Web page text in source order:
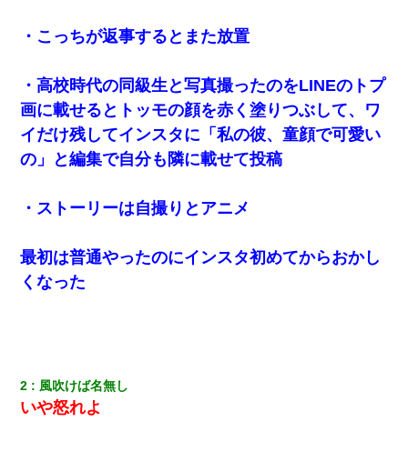
・こっちが返事するとまた放置
・高校時代の同級生と写真撮ったのをLINEのトプ
画に載せるとトッモの顔を赤く塗りつぶして、ワ
イだけ残してインスタに「私の彼、童顔で可愛い
の」と編集で自分も隣に載せて投稿
・ストーリーは自撮りとアニメ
最初は普通やったのにインスタ初めてからおかし
くなった
2 風吹けば名無し
いや怒れよ